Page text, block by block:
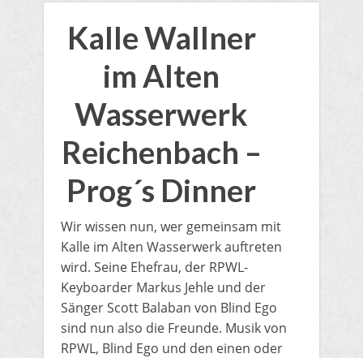
Kalle Wallner
im Alten
Wasserwerk
Reichenbach –
Prog´s Dinner
​Wir wissen nun, wer gemeinsam mit
Kalle im Alten Wasserwerk auftreten
wird. Seine Ehefrau, der RPWL-
Keyboarder Markus Jehle und der
Sänger Scott Balaban von Blind Ego
sind nun also die Freunde. Musik von
RPWL, Blind Ego und den einen oder